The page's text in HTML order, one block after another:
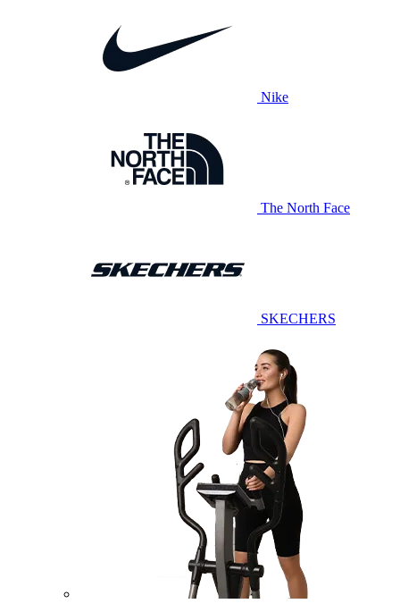
Nike
The North Face
SKECHERS